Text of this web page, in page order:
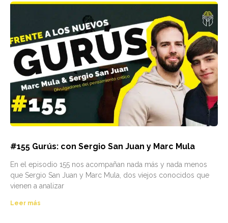
#155 Gurús: con Sergio San Juan y Marc Mula
En el episodio 155 nos acompañan nada más y nada menos
que Sergio San Juan y Marc Mula, dos viejos conocidos que
vienen a analizar
Leer más